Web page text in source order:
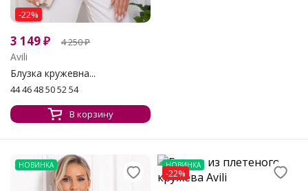
-22%
3 149₽ 4 250₽
Avili
Блузка кружевна...
44 46 48 50 52 54
В корзину
НОВИНКА НОВИНКА
-22%